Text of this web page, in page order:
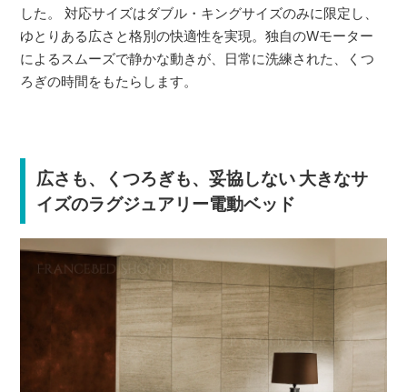
した。 対応サイズはダブル・キングサイズのみに限定し、
ゆとりある広さと格別の快適性を実現。独自のWモーター
によるスムーズで静かな動きが、日常に洗練された、くつ
ろぎの時間をもたらします。
広さも、くつろぎも、妥協しない 大きなサ
イズのラグジュアリー電動ベッド